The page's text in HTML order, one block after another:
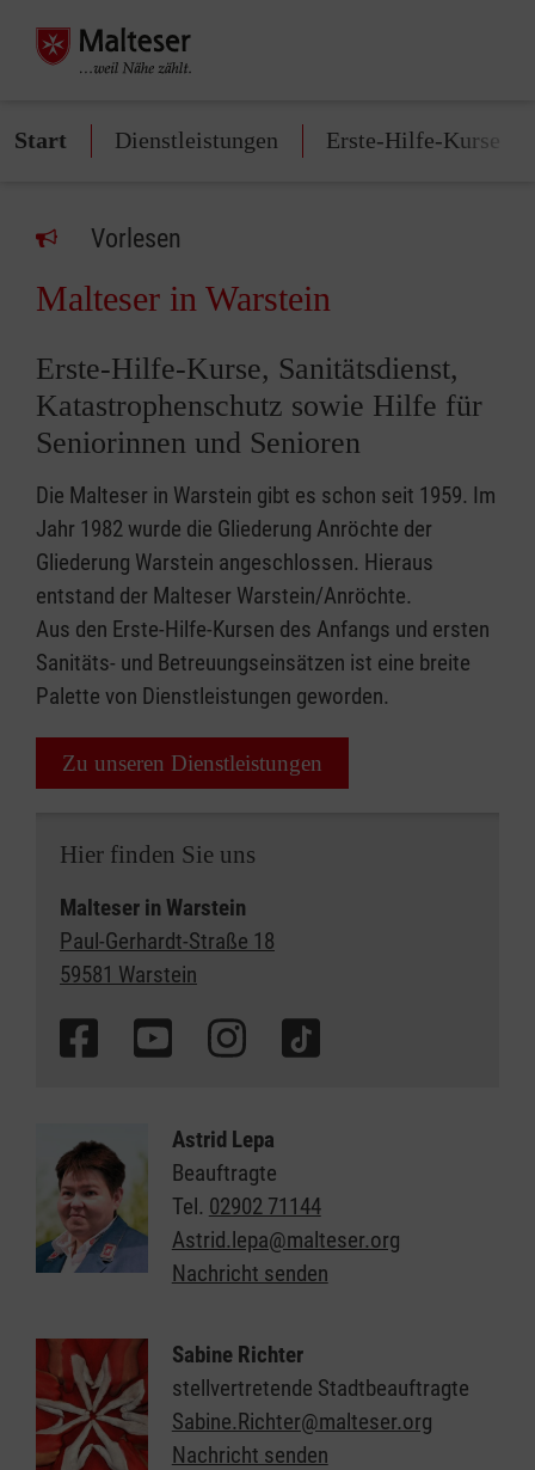
Start Dienstleistungen Erste-Hilfe-Kurse
Vorlesen
Malteser in Warstein
Erste-Hilfe-Kurse, Sanitätsdienst,
Katastrophenschutz sowie Hilfe für
Seniorinnen und Senioren
Die Malteser in Warstein gibt es schon seit 1959. Im
Jahr 1982 wurde die Gliederung Anröchte der
Gliederung Warstein angeschlossen. Hieraus
entstand der Malteser Warstein/Anröchte.
Aus den Erste-Hilfe-Kursen des Anfangs und ersten
Sanitäts- und Betreuungseinsätzen ist eine breite
Palette von Dienstleistungen geworden.
Zu unseren Dienstleistungen
Hier finden Sie uns
Malteser in Warstein
Paul-Gerhardt-Straße 18
59581 Warstein
Astrid Lepa
Beauftragte
Tel. 02902 71144
Astrid.lepa@malteser.org
Nachricht senden
Sabine Richter
stellvertretende Stadtbeauftragte
Sabine.Richter@malteser.org
Nachricht senden